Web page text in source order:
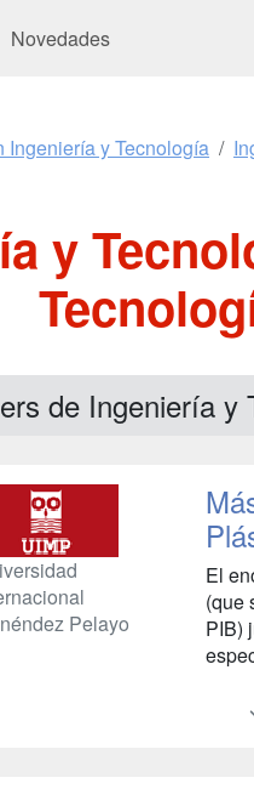
Novedades
Ingeniería y Tecnología
y
de Ingeniería y
Pelayo
El
(que
PIB)